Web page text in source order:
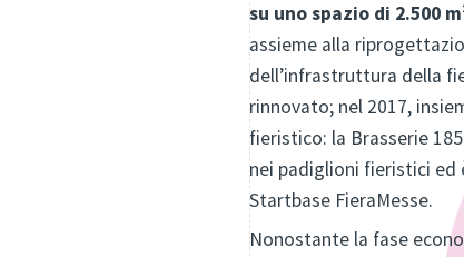
su uno spazio di 2.500
assieme alla
dell’infrastruttura della
rinnovato; nel 2017,
fieristico: la Brasserie
nei padiglioni fieristici ed
Startbase FieraMesse.
Nonostante la fase